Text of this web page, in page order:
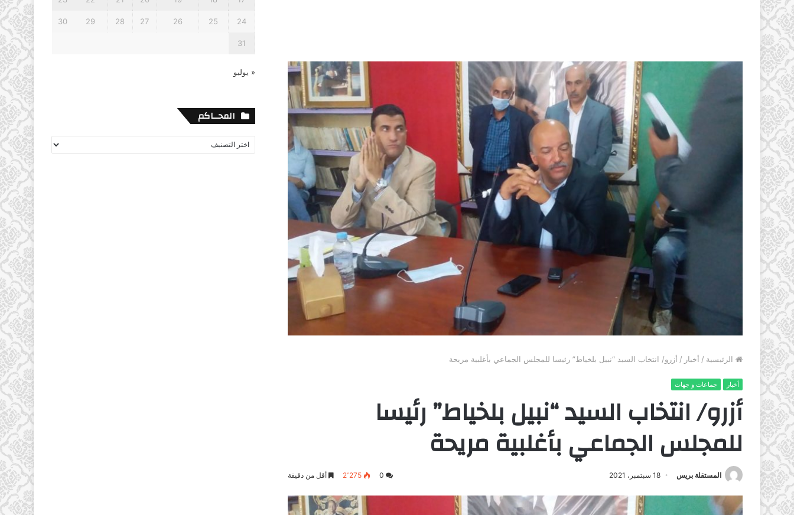
الرئيسية / أخبار / أزرو/ انتخاب السيد “نبيل بلخياط” رئيسا للمجلس الجماعي بأغلبية مريحة
أخبار جماعات و جهات
أزرو/ انتخاب السيد “نبيل بلخياط” رئيسا
للمجلس الجماعي بأغلبية مريحة
المستقلة بريس 18 سبتمبر، 2021 0 2٬275 أقل من دقيقة
24
25
26
27
28
29
30
31
« يوليو
المحــاكم
المحــاكم